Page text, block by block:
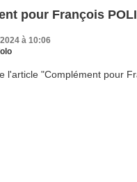
pour François POLI
à 10:06